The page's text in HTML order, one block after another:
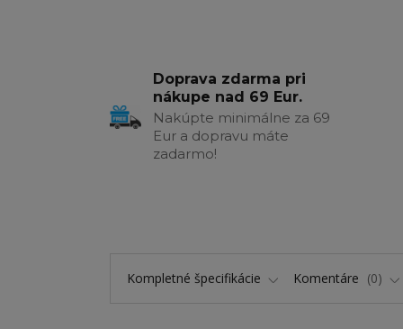
Doprava zdarma pri
nákupe nad 69 Eur.
Nakúpte minimálne za 69
Eur a dopravu máte
zadarmo!
Kompletné špecifikácie Komentáre 0